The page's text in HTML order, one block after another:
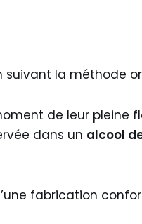
suivant la méthode
de leur pleine
dans un alcool
fabrication